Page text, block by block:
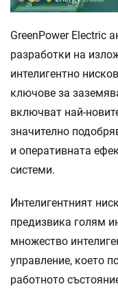
GreenPower Electric
разработки на
интелигентно
ключове за
включват най-
значително
и оперативната
системи.
Интелигентният
предизвика голям
множество
управление, което
работното